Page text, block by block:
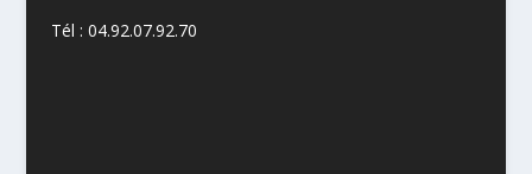
Tél : 04.92.07.92.70